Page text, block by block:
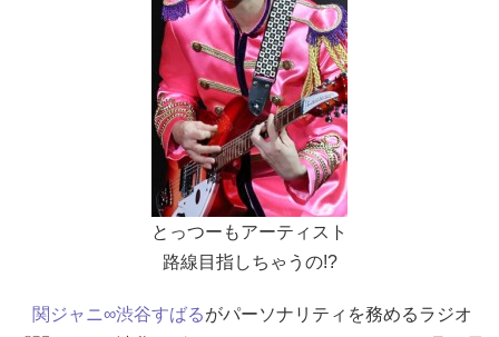
とっつーもアーティスト
路線目指しちゃうの!?
関ジャニ∞渋谷すばるがパーソナリティを務めるラジオ